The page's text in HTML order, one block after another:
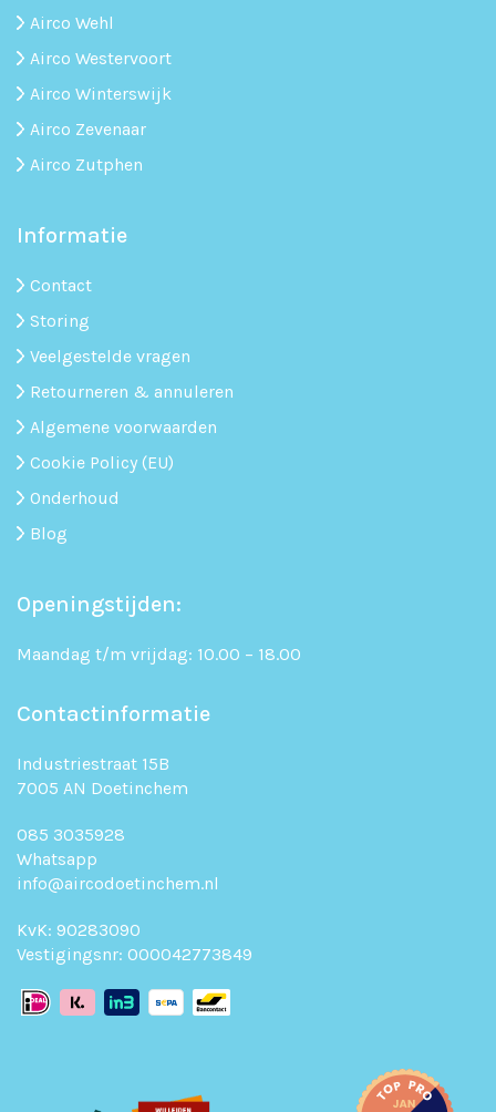
Airco Wehl
Airco Westervoort
Airco Winterswijk
Airco Zevenaar
Airco Zutphen
Informatie
Contact
Storing
Veelgestelde vragen
Retourneren & annuleren
Algemene voorwaarden
Cookie Policy (EU)
Onderhoud
Blog
Openingstijden:
Maandag t/m vrijdag: 10.00 – 18.00
Contactinformatie
Industriestraat 15B
7005 AN Doetinchem
085 3035928
Whatsapp
info@aircodoetinchem.nl
KvK: 90283090
Vestigingsnr: 000042773849